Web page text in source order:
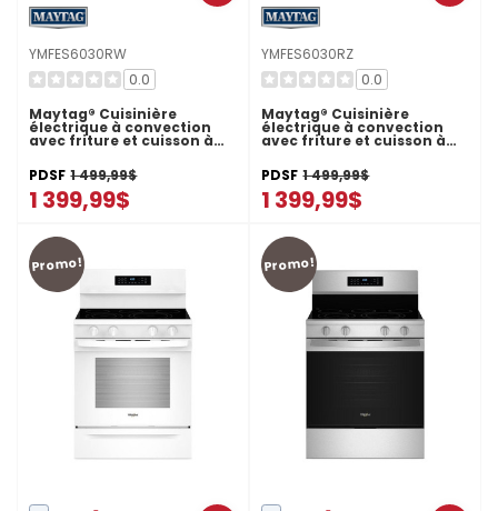
YMFES6030RW
0.0
Maytag® Cuisinière
électrique à convection
avec friture et cuisson à
po - 5,3 pi cu YMFES6030RW
PDSF 1 499,99$
1 399,99$
YMFES6030RZ
0.0
Maytag® Cuisinière
électrique à convection
avec friture et cuisson à
po - 5,3 pi cu YMFES6030RZ
PDSF 1 499,99$
1 399,99$
Promo! Promo!